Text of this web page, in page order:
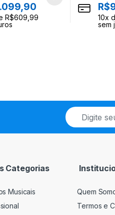
R$609,99
R$
10x
sem
E
m
a
Categorias
Musicais
Quem
Termos e